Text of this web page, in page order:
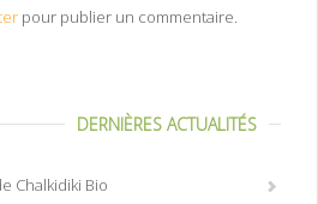
pour publier un commentaire.
DERNIÈRES ACTUALITÉS
Chalkidiki Bio